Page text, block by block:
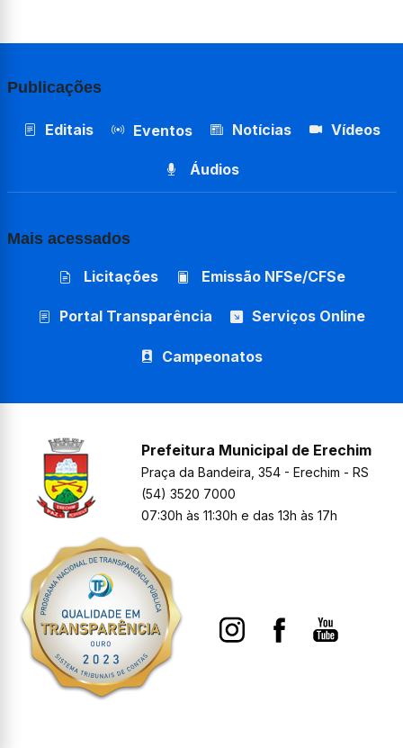
Publicações
Editais Eventos Notícias Vídeos
Áudios
Mais acessados
Licitações Emissão NFSe/CFSe
Portal Transparência Serviços Online
Campeonatos
Prefeitura Municipal de Erechim
Praça da Bandeira, 354 - Erechim - RS
(54) 3520 7000
07:30h às 11:30h e das 13h às 17h